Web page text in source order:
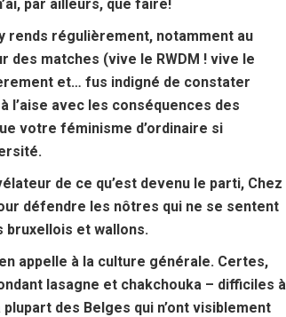
par ailleurs, que faire!
rends régulièrement, notamment au
des matches (vive le RWDM ! vive le
et… fus indigné de constater
l’aise avec les conséquences des
votre féminisme d’ordinaire si
de ce qu’est devenu le parti, Chez
défendre les nôtres qui ne se sentent
bruxellois et wallons.
appelle à la culture générale. Certes,
lasagne et chakchouka – difficiles à
des Belges qui n’ont visiblement